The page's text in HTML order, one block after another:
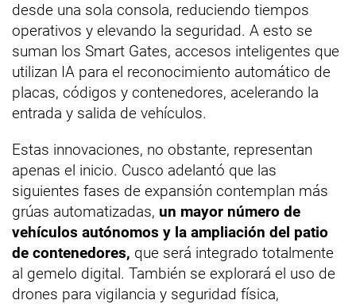
desde una sola consola, reduciendo tiempos
operativos y elevando la seguridad. A esto se
suman los Smart Gates, accesos inteligentes que
utilizan IA para el reconocimiento automático de
placas, códigos y contenedores, acelerando la
entrada y salida de vehículos.
Estas innovaciones, no obstante, representan
apenas el inicio. Cusco adelantó que las
siguientes fases de expansión contemplan más
grúas automatizadas, un mayor número de
vehículos autónomos y la ampliación del patio
de contenedores, que será integrado totalmente
al gemelo digital. También se explorará el uso de
drones para vigilancia y seguridad física,